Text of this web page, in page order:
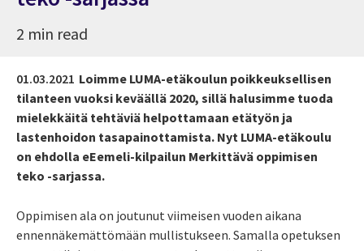
2 min read
01.03.2021 Loimme LUMA-etäkoulun poikkeuksellisen
tilanteen vuoksi keväällä 2020, sillä halusimme tuoda
mielekkäitä tehtäviä helpottamaan etätyön ja
lastenhoidon tasapainottamista. Nyt LUMA-etäkoulu
on ehdolla eEemeli-kilpailun Merkittävä oppimisen
teko -sarjassa.
Oppimisen ala on joutunut viimeisen vuoden aikana
ennennäkemättömään mullistukseen. Samalla opetuksen